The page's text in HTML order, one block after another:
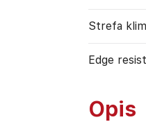
Strefa
Edge
Opis